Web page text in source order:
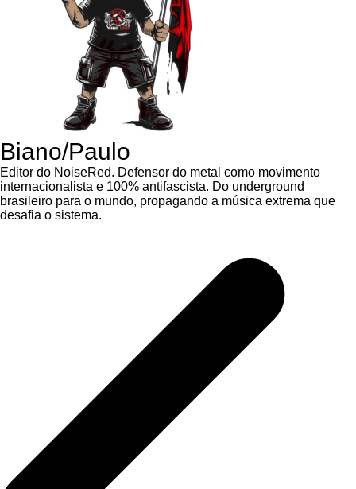
Biano/Paulo
Editor do NoiseRed. Defensor do metal como movimento
internacionalista e 100% antifascista. Do underground
brasileiro para o mundo, propagando a música extrema que
desafia o sistema.